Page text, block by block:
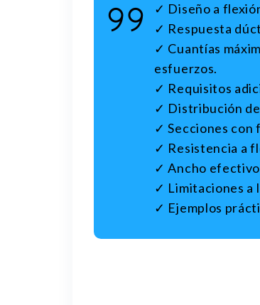
✓ Diseño a
✓ Respuesta
✓ Cuantías
esfuerzos.
✓ Requisitos
✓ Distribución de
✓ Secciones con
✓ Resistencia a
✓ Ancho efectivo
✓ Limitaciones a
✓ Ejemplos